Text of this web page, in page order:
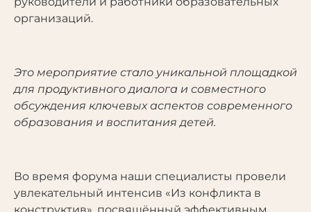
организаций.
Это мероприятие стало уникальной площадкой
для продуктивного диалога и совместного
обсуждения ключевых аспектов современного
образования и воспитания детей.
Во время форума наши специалисты провели
увлекательный интенсив «Из конфликта в